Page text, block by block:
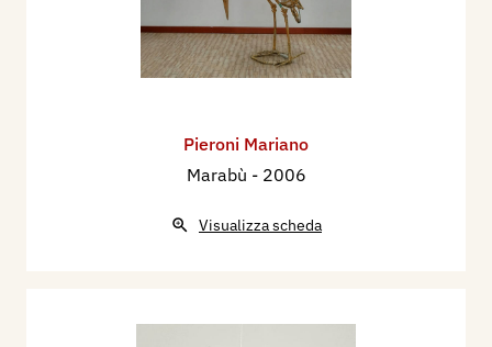
Pieroni Mariano
Marabù - 2006
Visualizza scheda